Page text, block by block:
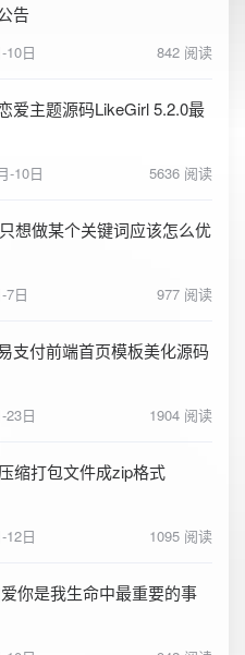
告
10日 842 阅读
爱主题源码LikeGirl 5.2.0最
-10日 5636 阅读
想做某个关键词应该怎么优
7日 977 阅读
支付前端首页模板美化源码
23日 1904 阅读
缩打包文件成zip格式
12日 1095 阅读
你是我生命中最重要的事